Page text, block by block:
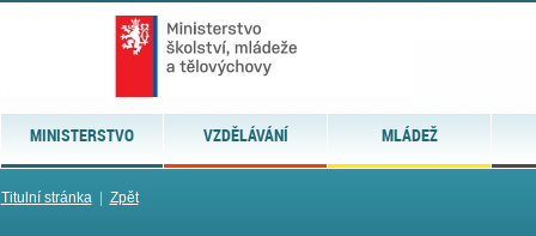
MINISTERSTVO VZDĚLÁVÁNÍ MLÁDEŽ
Titulní stránka| Zpět